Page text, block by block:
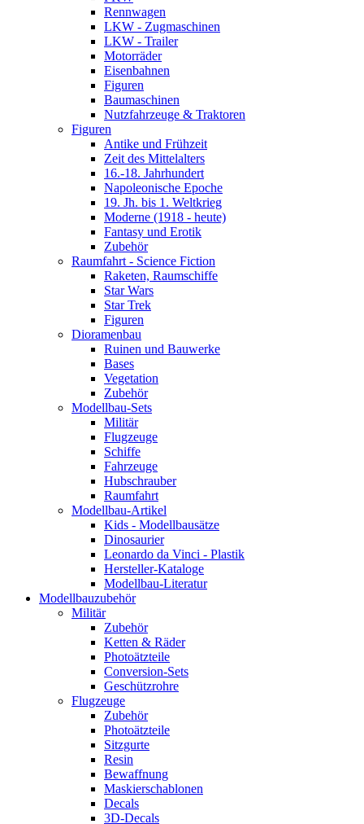
Rennwagen
LKW - Zugmaschinen
LKW - Trailer
Motorräder
Eisenbahnen
Figuren
Baumaschinen
Nutzfahrzeuge & Traktoren
Figuren
Antike und Frühzeit
Zeit des Mittelalters
16.-18. Jahrhundert
Napoleonische Epoche
19. Jh. bis 1. Weltkrieg
Moderne (1918 - heute)
Fantasy und Erotik
Zubehör
Raumfahrt - Science Fiction
Raketen, Raumschiffe
Star Wars
Star Trek
Figuren
Dioramenbau
Ruinen und Bauwerke
Bases
Vegetation
Zubehör
Modellbau-Sets
Militär
Flugzeuge
Schiffe
Fahrzeuge
Hubschrauber
Raumfahrt
Modellbau-Artikel
Kids - Modellbausätze
Dinosaurier
Leonardo da Vinci - Plastik
Hersteller-Kataloge
Modellbau-Literatur
Modellbauzubehör
Militär
Zubehör
Ketten & Räder
Photoätzteile
Conversion-Sets
Geschützrohre
Flugzeuge
Zubehör
Photoätzteile
Sitzgurte
Resin
Bewaffnung
Maskierschablonen
Decals
3D-Decals